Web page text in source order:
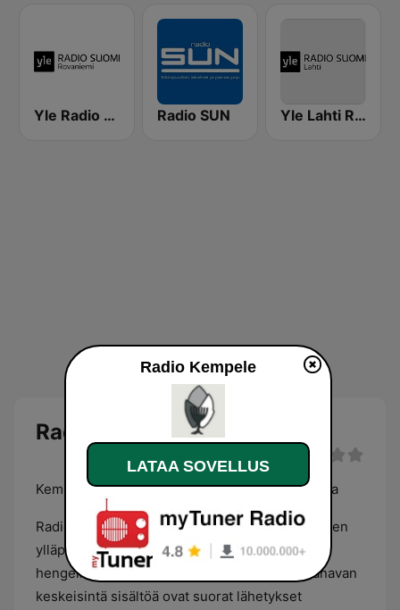
Yle Radio Suomi Rovaniemi Radio SUN Yle Lahti Radio Suomi
Radio Kempele livenä
Kempeleen rauhanyhdistyksen nettiradiokanava
Radio Kempele on Kempeleen rauhanyhdistyksen
ylläpitämä verkkoradiokanava, joka välittää
hengellistä ohjelmaa ja kristillistä sisältöä. Kanavan
keskeisintä sisältöä ovat suorat lähetykset
Radio Kempele
LATAA SOVELLUS